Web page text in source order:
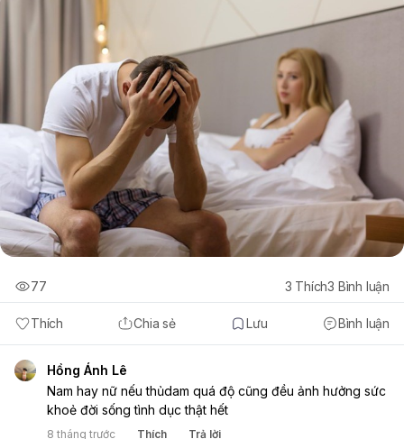
Thích Chia sẻ Lưu Bình luận
77 3 Thích3 Bình luận
Hồng Ánh Lê
Nam hay nữ nếu thủdam quá độ cũng đều ảnh hưởng sức
khoẻ đời sống tình dục thật hết
8 tháng trước Thích Trả lời